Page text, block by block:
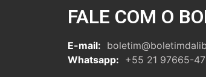
FALE COM O
E-mail:
Whatsapp: +55 21 97665-